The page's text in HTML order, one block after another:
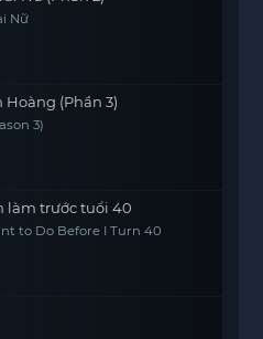
Nữ
Hoàng (Phần 3)
3)
làm trước tuổi 40
to Do Before I Turn 40